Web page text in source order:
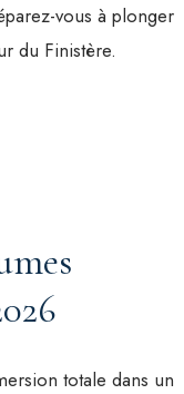
vous à plonger
du Finistère.
totale dans un